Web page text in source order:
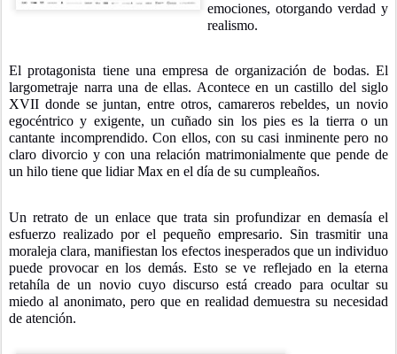
emociones, otorgando verdad y
realismo.
El protagonista tiene una empresa de organización de bodas. El
largometraje narra una de ellas. Acontece en un castillo del siglo
XVII donde se juntan, entre otros, camareros rebeldes, un novio
egocéntrico y exigente, un cuñado sin los pies es la tierra o un
cantante incomprendido. Con ellos, con su casi inminente pero no
claro divorcio y con una relación matrimonialmente que pende de
un hilo tiene que lidiar Max en el día de su cumpleaños.
Un retrato de un enlace que trata sin profundizar en demasía el
esfuerzo realizado por el pequeño empresario. Sin trasmitir una
moraleja clara, manifiestan los efectos inesperados que un individuo
puede provocar en los demás. Esto se ve reflejado en la eterna
retahíla de un novio cuyo discurso está creado para ocultar su
miedo al anonimato, pero que en realidad demuestra su necesidad
de atención.